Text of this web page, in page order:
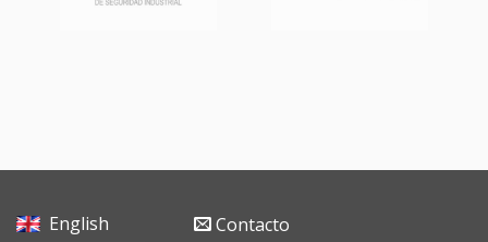
English
Contacto